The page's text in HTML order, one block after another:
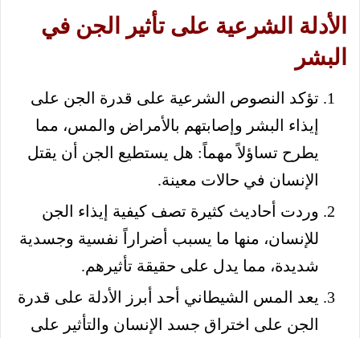
الأدلة الشرعية على تأثير الجن في
البشر
تؤكد النصوص الشرعية على قدرة الجن على
إيذاء البشر وإصابتهم بالأمراض والمس، مما
يطرح تساؤلاً مهماً: هل يستطيع الجن أن يقتل
الإنسان في حالات معينة.
وردت أحاديث كثيرة تصف كيفية إيذاء الجن
للإنسان، منها ما يسبب أضراراً نفسية وجسدية
شديدة، مما يدل على حقيقة تأثيرهم.
يعد المس الشيطاني أحد أبرز الأدلة على قدرة
الجن على اختراق جسد الإنسان والتأثير على